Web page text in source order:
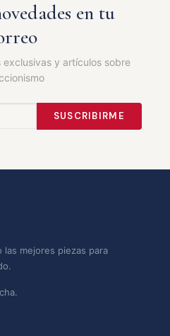
en tu
y artículos sobre
SUSCRIBIRME
las mejores piezas para